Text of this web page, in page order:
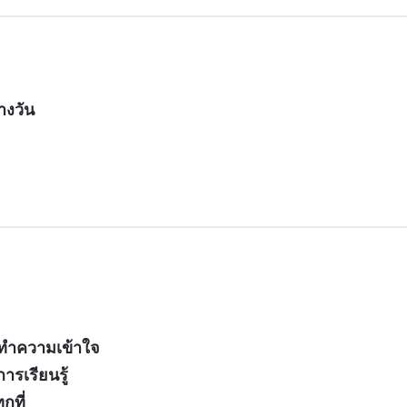
งวัน
ความเข้าใจ
รเรียนรู้
กที่